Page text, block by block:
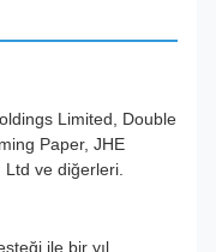
Limited, Double
Paper, JHE
ve diğerleri.
ile bir yıl